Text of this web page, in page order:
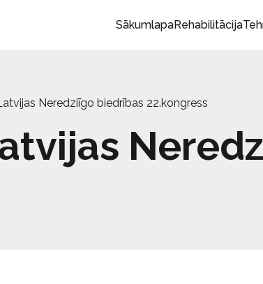
SākumlapaRehabilitācija
Neredziīgo biedrības 22.kongress